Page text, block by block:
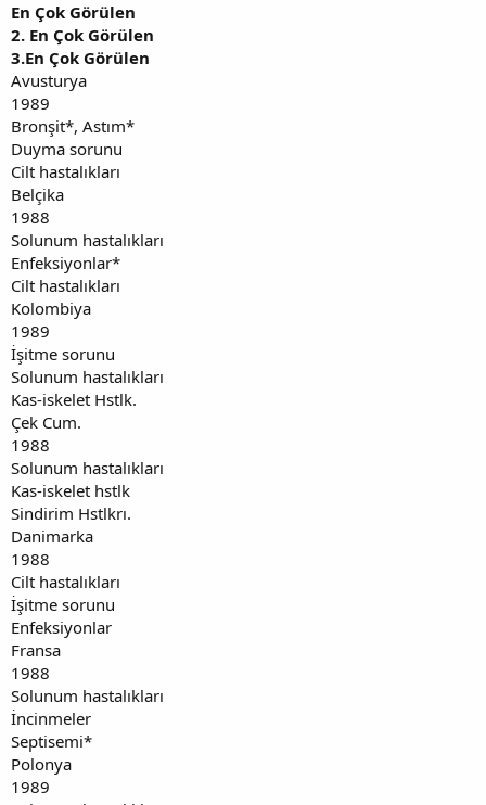
En Çok Görülen
2. En Çok Görülen
3.En Çok Görülen
Avusturya
1989
Bronşit*, Astım*
Duyma sorunu
Cilt hastalıkları
Belçika
1988
Solunum hastalıkları
Enfeksiyonlar*
Cilt hastalıkları
Kolombiya
1989
İşitme sorunu
Solunum hastalıkları
Kas-iskelet Hstlk.
Çek Cum.
1988
Solunum hastalıkları
Kas-iskelet hstlk
Sindirim Hstlkrı.
Danimarka
1988
Cilt hastalıkları
İşitme sorunu
Enfeksiyonlar
Fransa
1988
Solunum hastalıkları
İncinmeler
Septisemi*
Polonya
1989